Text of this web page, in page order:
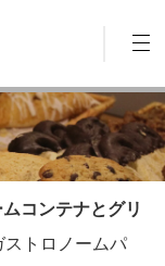
コンテナとグリ
トロノームパ